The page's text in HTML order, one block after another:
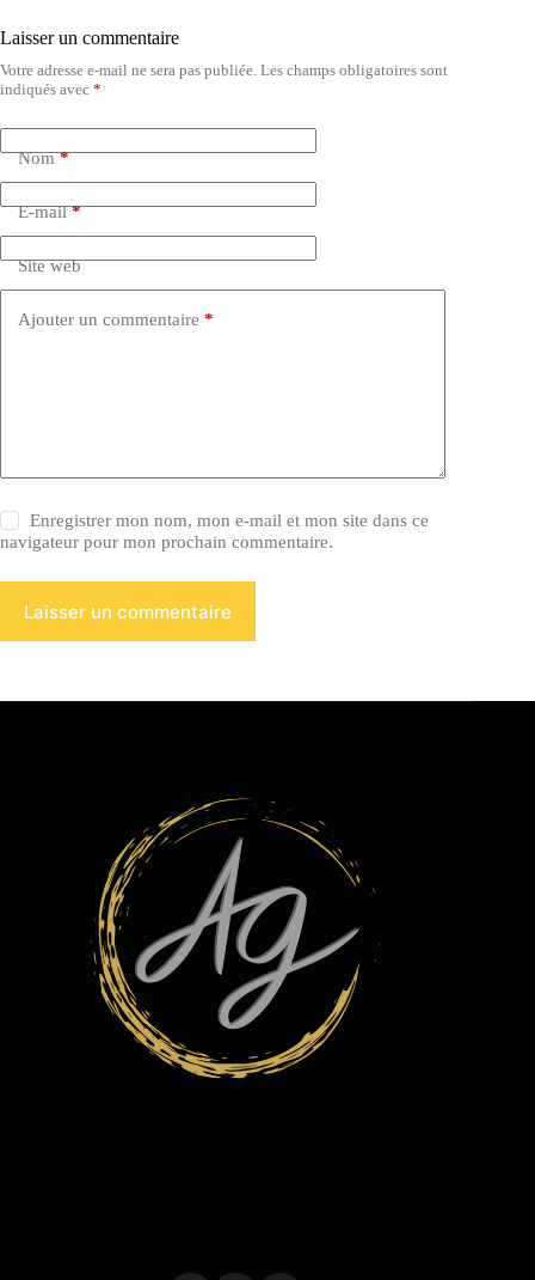
Laisser un commentaire
Votre adresse e-mail ne sera pas publiée. Les champs obligatoires sont
indiqués avec *
Nom*
E-mail*
Site web
Ajouter un commentaire *
Enregistrer mon nom, mon e-mail et mon site dans ce
navigateur pour mon prochain commentaire.
Laisser un commentaire